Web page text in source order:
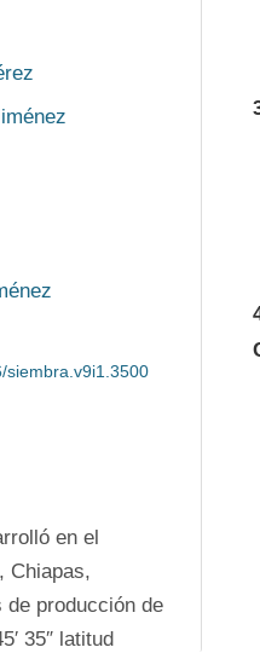
siembra.v9i1.3500
en el
Chiapas,
de producción de
35″ latitud